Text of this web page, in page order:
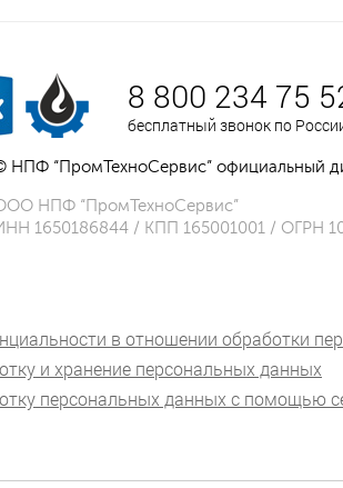
8 800 234 75
бесплатный звонок по
НПФ “ПромТехноСервис” официальный
НПФ “ПромТехноСервис”
1650186844 / КПП 165001001 / ОГРН
в отношении обработки
и хранение персональных данных
персональных данных с помощью